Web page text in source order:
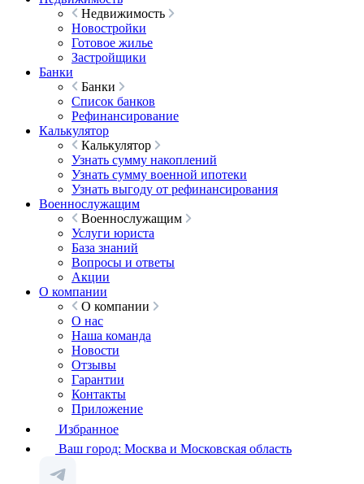
Недвижимость
Новостройки
Готовое жилье
Застройщики
Банки
Банки
Список банков
Рефинансирование
Калькулятор
Калькулятор
Узнать сумму накоплений
Узнать сумму военной ипотеки
Узнать выгоду от рефинансирования
Военнослужащим
Военнослужащим
Услуги юриста
База знаний
Вопросы и ответы
Акции
О компании
О компании
О нас
Наша команда
Новости
Отзывы
Гарантии
Контакты
Приложение
Избранное
Ваш город: Москва и Московская область